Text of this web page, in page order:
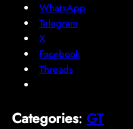
WhatsApp
Telegram
X
Facebook
Threads
Categories: GT